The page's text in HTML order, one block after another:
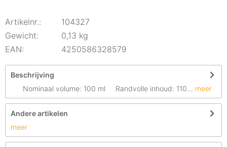
Artikelnr.:
104327
Gewicht:
0,13 kg
EAN:
4250586328579
Beschrijving
Nominaal volume: 100 ml Randvolle inhoud: 110... meer
Andere artikelen
meer